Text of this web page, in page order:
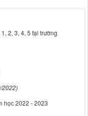
2, 3, 4, 5 tại trường
2022)
học 2022 - 2023